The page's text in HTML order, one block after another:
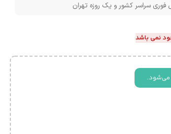
فوری سراسر کشور و یک روزه تهران
نمی باشد
می‌شود.